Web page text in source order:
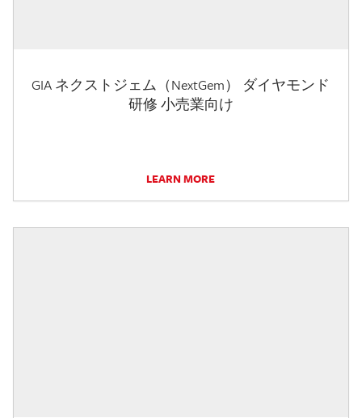
GIA ネクストジェム（NextGem） ダイヤモンド
研修 小売業向け
LEARN MORE